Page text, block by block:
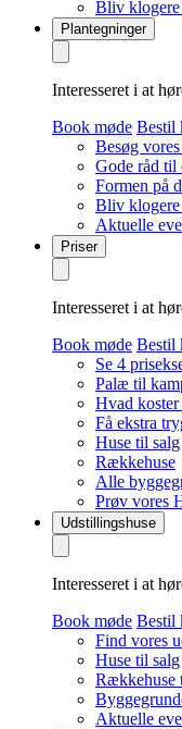
Bliv klogere
Plantegninger
Interesseret i at
Book møde Bestil
Besøg
Gode råd til
Formen på
Bliv klogere
Aktuelle
Priser
Interesseret i at
Book møde Bestil
Se 4
Palæ til
Hvad
Få ekstra
Huse til salg
Rækkehuse
Alle
Prøv vores
Udstillingshuse
Interesseret i at
Book møde Bestil
Find vores
Huse til salg
Rækkehuse
Aktuelle